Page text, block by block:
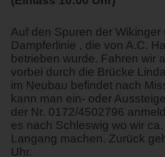
Auf den Spuren der Wikinger
Dampferlinie , die von A.C.
betrieben wurde. Fahren wir
vorbei durch die Brücke
im Neubau befindet nach
kann man ein- oder
der Nr. 0172/4502796
es nach Schleswig wo wir
Langang machen. Zurück
Uhr.